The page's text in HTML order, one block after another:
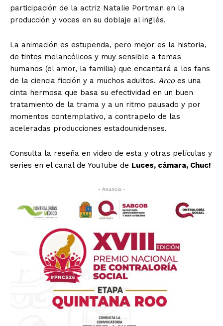
participación de la actriz Natalie Portman en la
producción y voces en su doblaje al inglés.
La animación es estupenda, pero mejor es la historia,
de tintes melancólicos y muy sensible a temas
humanos (el amor, la familia) que encantará a los fans
de la ciencia ficción y a muchos adultos. Arcoes una
cinta hermosa que basa su efectividad en un buen
tratamiento de la trama y a un ritmo pausado y por
momentos contemplativo, a contrapelo de las
aceleradas producciones estadounidenses.
Consulta la reseña en video de esta y otras películas y
series en el canal de YouTube de Luces, cámara, Chuc!
- Anuncio -